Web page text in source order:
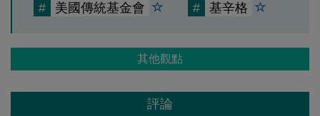
# 美國傳統基金會 # 基辛格
其他觀點
評論